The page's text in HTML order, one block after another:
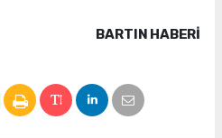
BARTIN HABERİ